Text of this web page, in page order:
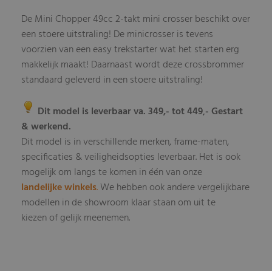
De Mini Chopper 49cc 2-takt mini crosser beschikt over
een stoere uitstraling! De minicrosser is tevens
voorzien van een easy trekstarter wat het starten erg
makkelijk maakt! Daarnaast wordt deze crossbrommer
standaard geleverd in een stoere uitstraling!
Dit model is leverbaar va. 349,- tot 449,- Gestart
& werkend.
Dit model is in verschillende merken, frame-maten,
specificaties & veiligheidsopties leverbaar. Het is ook
mogelijk om langs te komen in één van onze
landelijke winkels.We hebben ook andere vergelijkbare
modellen in de showroom klaar staan om uit te
kiezen of gelijk meenemen.